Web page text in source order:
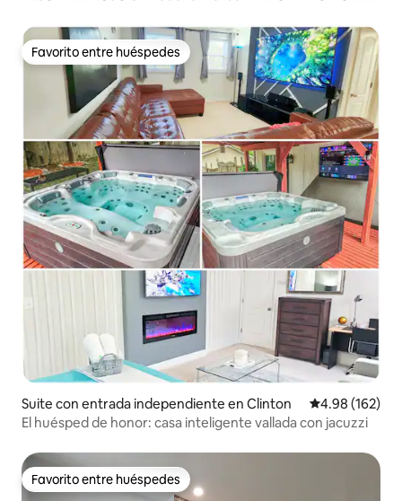
Favorito entre huéspedes
Favorito entre huéspedes
Suite con entrada independiente en Clinton Calificación
4.98 (162)
El huésped de honor: casa inteligente vallada con jacuzzi
Favorito entre huéspedes
Favorito entre huéspedes